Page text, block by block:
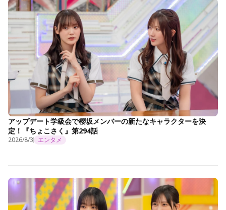
アップデート学級会で櫻坂メンバーの新たなキャラクターを決
定！『ちょこさく』第294話
2026/8/3 エンタメ